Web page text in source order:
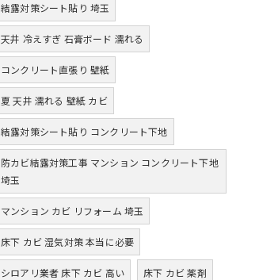
結露対策シート貼り 埼玉
天井 冷えすぎ 石膏ボード 濡れる
コンクリート直張り 壁紙
夏 天井 濡れる 壁紙 カビ
結露対策シート貼り コンクリート下地
防カビ結露対策工事 マンション コンクリート下地
埼玉
マンション カビ リフォーム 埼玉
床下 カビ 湿気対策 本当に必要
シロアリ業者 床下 カビ 高い 床下 カビ 薬剤